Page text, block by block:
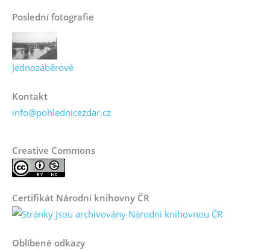
Poslední fotografie
Jednozáběrové
Kontakt
info@pohlednicezdar.cz
Creative Commons
Certifikát Národní knihovny ČR
Oblíbené odkazy